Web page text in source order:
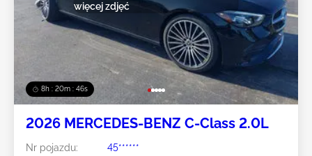
8h : 20m : 43s
więcej zdjęć
2026 MERCEDES-BENZ C-Class 2.0L
Nr pojazdu:
45******